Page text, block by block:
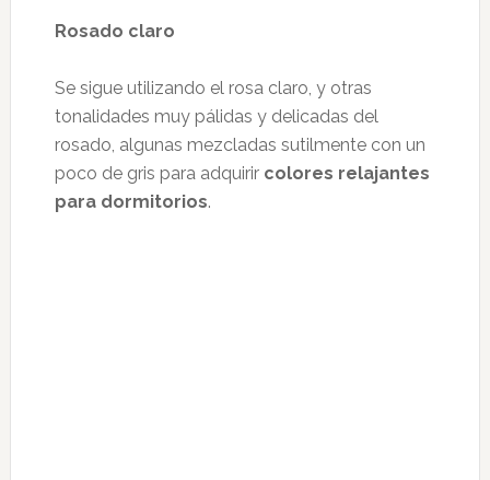
Rosado claro
Se sigue utilizando el rosa claro, y otras
tonalidades muy pálidas y delicadas del
rosado, algunas mezcladas sutilmente con un
poco de gris para adquirir colores relajantes
para dormitorios.